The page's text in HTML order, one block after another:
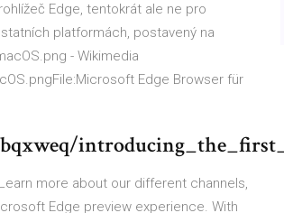
Edge, tentokrát ale ne pro
platformách, postavený na
- Wikimedia
Edge Browser für
more about our different channels,
Edge preview experience. With